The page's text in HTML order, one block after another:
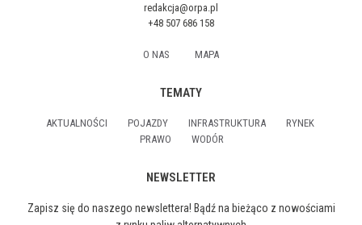
redakcja@orpa.pl
+48 507 686 158
O NAS MAPA
TEMATY
AKTUALNOŚCI POJAZDY INFRASTRUKTURA
RYNEK
PRAWO
WODÓR
NEWSLETTER
Zapisz się do naszego newslettera! Bądź na bieżąco z nowościami